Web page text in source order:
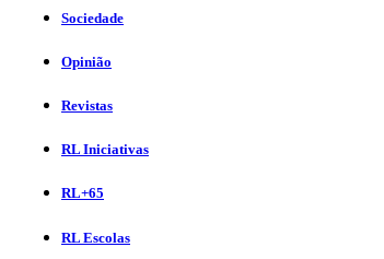
Sociedade
Opinião
Revistas
RL Iniciativas
RL+65
RL Escolas